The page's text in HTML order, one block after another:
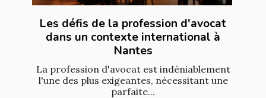
Les défis de la profession d'avocat
dans un contexte international à
Nantes
La profession d'avocat est indéniablement
l'une des plus exigeantes, nécessitant une
parfaite...